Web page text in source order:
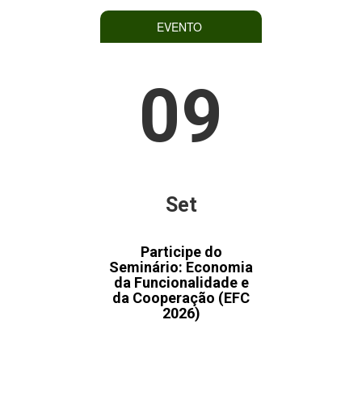
EVENTO
09
Set
Participe do
Seminário: Economia
da Funcionalidade e
da Cooperação (EFC
2026)